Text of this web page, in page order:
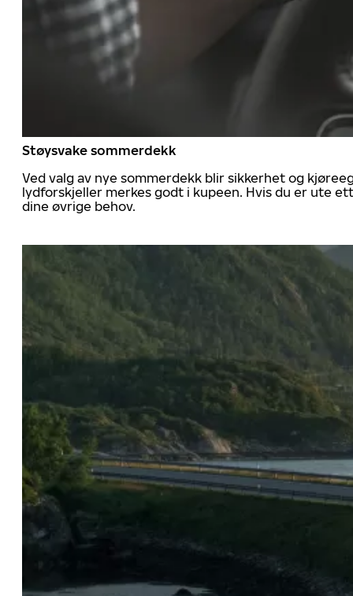
Støysvake sommerdekk
Ved valg av nye sommerdekk blir sikkerhet og
lydforskjeller merkes godt i kupeen. Hvis du er ute
dine øvrige behov.